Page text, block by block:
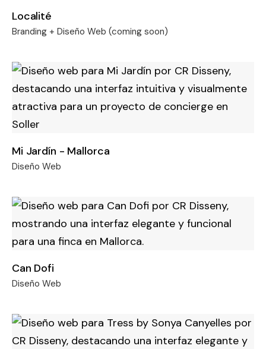
Localité
Branding + Diseño Web (coming soon)
Mi Jardín - Mallorca
Diseño Web
Can Dofi
Diseño Web